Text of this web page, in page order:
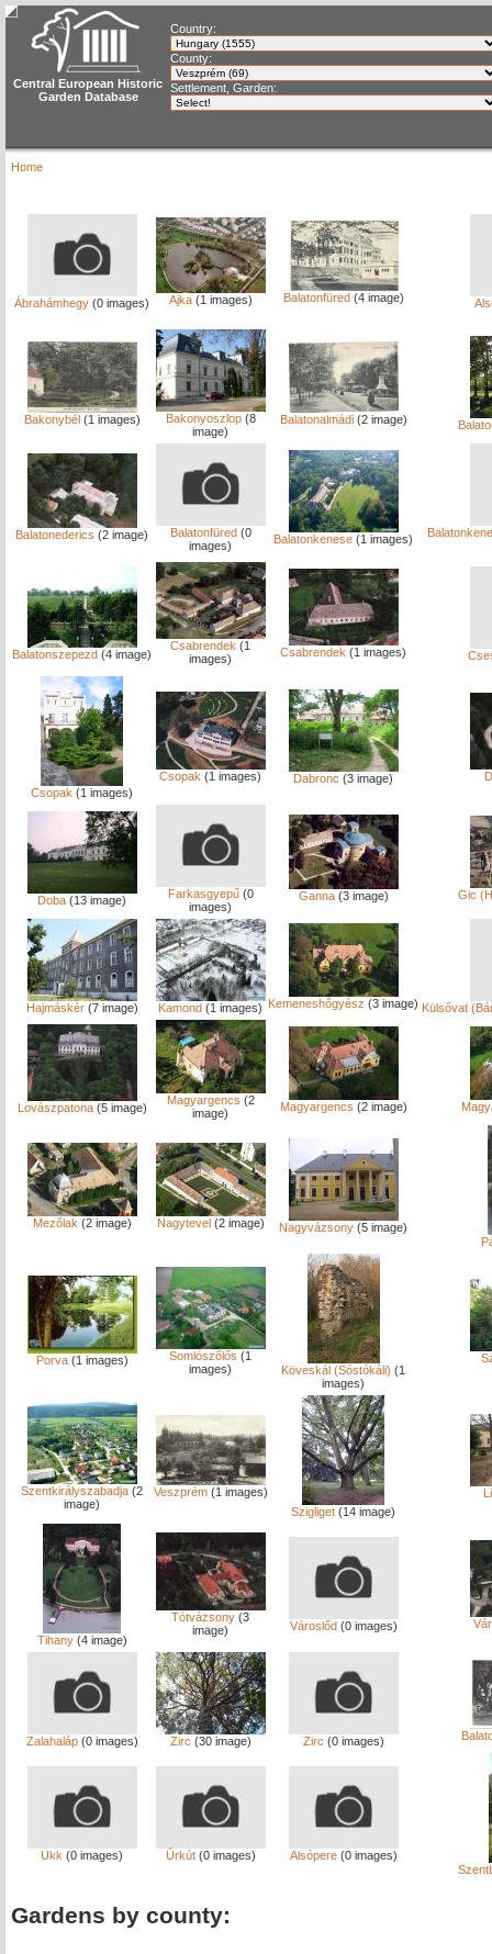
Central European Historic
Garden Database
Country:
County:
Settlement, Garden:
Home
Ábrahámhegy (0 images) Ajka(1 images) Balatonfüred(4 image)
Bakonybél(1 images) Bakonyoszlop(8
image)
Balatonalmádi(2 image)
Balatonederics (2 image) Balatonfüred(0
images)
Balatonkenese (1 images)
Balatonszepezd (4 image)
Csabrendek (1
images)
Csabrendek (1 images)
Csopak (1 images)
Csopak (1 images) Dabronc (3 image)
Doba (13 image) Farkasgyepű(0
images)
Ganna(3 image) Gic
Hajmáskér(7 image) Kamond (1 images) Kemeneshőgyész (3 image) Külsővat
Lovászpatona(5 image)
Magyargencs (2
image)
Magyargencs (2 image)
Mezőlak (2 image) Nagytevel(2 image) Nagyvázsony (5 image)
Porva(1 images) Somlószőlős (1
images)
Köveskál (Sóstókáli) (1
images)
Szentkirályszabadja (2
image)
Veszprém(1 images)
Szigliget (14 image)
Tihany(4 image)
Tótvázsony (3
image)
Városlőd(0 images)
Zalahaláp(0 images) Zirc (30 image) Zirc (0 images)
Ukk (0 images) Úrkút(0 images) Alsópere(0 images)
Gardens by county: